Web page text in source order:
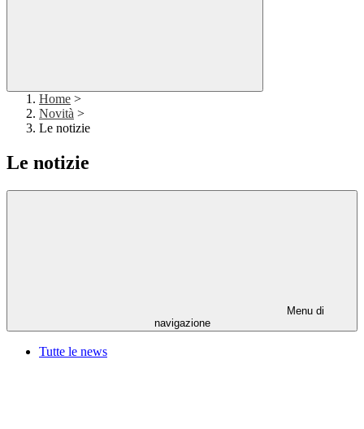
Home >
Novità >
Le notizie
Le notizie
Menu di
navigazione
Tutte le news